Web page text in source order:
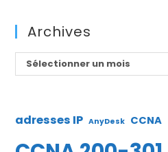
Archives
Archives
Sélectionner un mois
adresses IP AnyDesk CCNA